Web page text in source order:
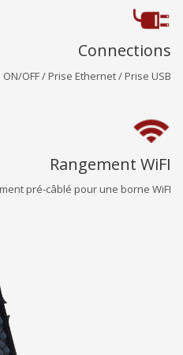
Connections
OFF / Prise Ethernet / Prise USB
Rangement WiFI
pré-câblé pour une borne WiFI